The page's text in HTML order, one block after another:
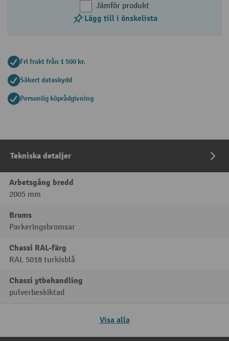
Jämför produkt
Lägg till i önskelista
Fri frakt från 1 500 kr.
Säkert dataskydd
Personlig köprådgivning
Tekniska detaljer
Arbetsgång bredd
2005 mm
Broms
Parkeringsbromsar
Chassi RAL-färg
RAL 5018 turkisblå
Chassi ytbehandling
pulverbeskiktad
Visa alla